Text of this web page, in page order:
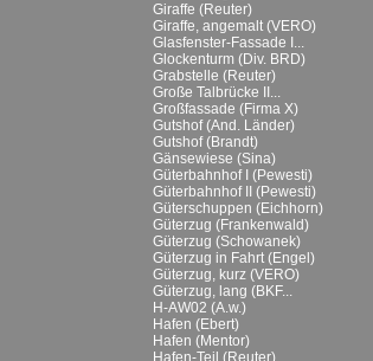
Giraffe (Reuter)
Giraffe, angemalt (VERO)
Glasfenster-Fassade I...
Glockenturm (Div. BRD)
Grabstelle (Reuter)
Große Talbrücke II...
Großfassade (Firma X)
Gutshof (And. Länder)
Gutshof (Brandt)
Gänsewiese (Sina)
Güterbahnhof I (Pewesti)
Güterbahnhof II (Pewesti)
Güterschuppen (Eichhorn)
Güterzug (Frankenwald)
Güterzug (Schowanek)
Güterzug in Fahrt (Engel)
Güterzug, kurz (VERO)
Güterzug, lang (BKF...
H-AW02 (A.w.)
Hafen (Ebert)
Hafen (Mentor)
Hafen-Teil (Reuter)